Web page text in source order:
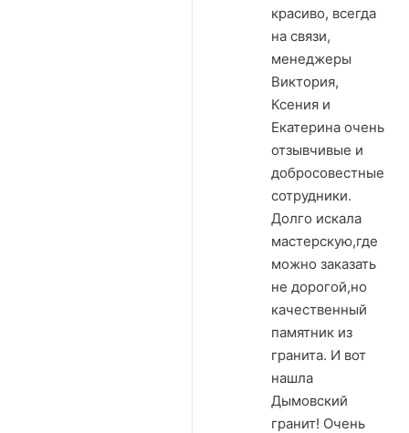
красиво, всегда
на связи,
менеджеры
Виктория,
Ксения и
Екатерина очень
отзывчивые и
добросовестные
сотрудники.
Долго искала
мастерскую,где
можно заказать
не дорогой,но
качественный
памятник из
гранита. И вот
нашла
Дымовский
гранит! Очень